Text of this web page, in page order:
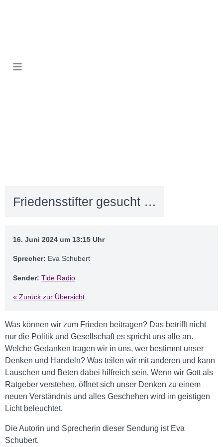
Friedensstifter gesucht …
16. Juni 2024 um 13:15 Uhr
Sprecher: Eva Schubert
Sender: Tide Radio
« Zurück zur Übersicht
Was können wir zum Frieden beitragen? Das betrifftnicht
nur die Politik und Gesellschaftes spricht uns alle an.
Welche Gedanken tragen wir in uns, wer bestimmt unser
Denken und Handeln? Was teilen wir mit anderen und kann
Lauschen und Beten dabei hilfreich sein. Wenn wir Gott als
Ratgeber verstehen, öffnet sich unser Denken zu einem
neuen Verständnis und alles Geschehen wird im geistigen
Licht beleuchtet.
Die Autorin und Sprecherin dieser Sendung ist Eva
Schubert.